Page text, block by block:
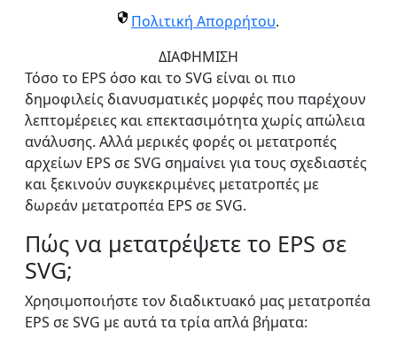
Πολιτική Απορρήτου.
ΔΙΑΦΗΜΙΣΗ
Τόσο το EPS όσο και το SVG είναι οι πιο
δημοφιλείς διανυσματικές μορφές που παρέχουν
λεπτομέρειες και επεκτασιμότητα χωρίς απώλεια
ανάλυσης. Αλλά μερικές φορές οι μετατροπές
αρχείων EPS σε SVG σημαίνει για τους σχεδιαστές
και ξεκινούν συγκεκριμένες μετατροπές με
δωρεάν μετατροπέα EPS σε SVG.
Πώς να μετατρέψετε το EPS σε
SVG;
Χρησιμοποιήστε τον διαδικτυακό μας μετατροπέα
EPS σε SVG με αυτά τα τρία απλά βήματα: